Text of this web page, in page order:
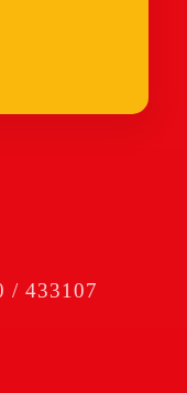
/ 433107